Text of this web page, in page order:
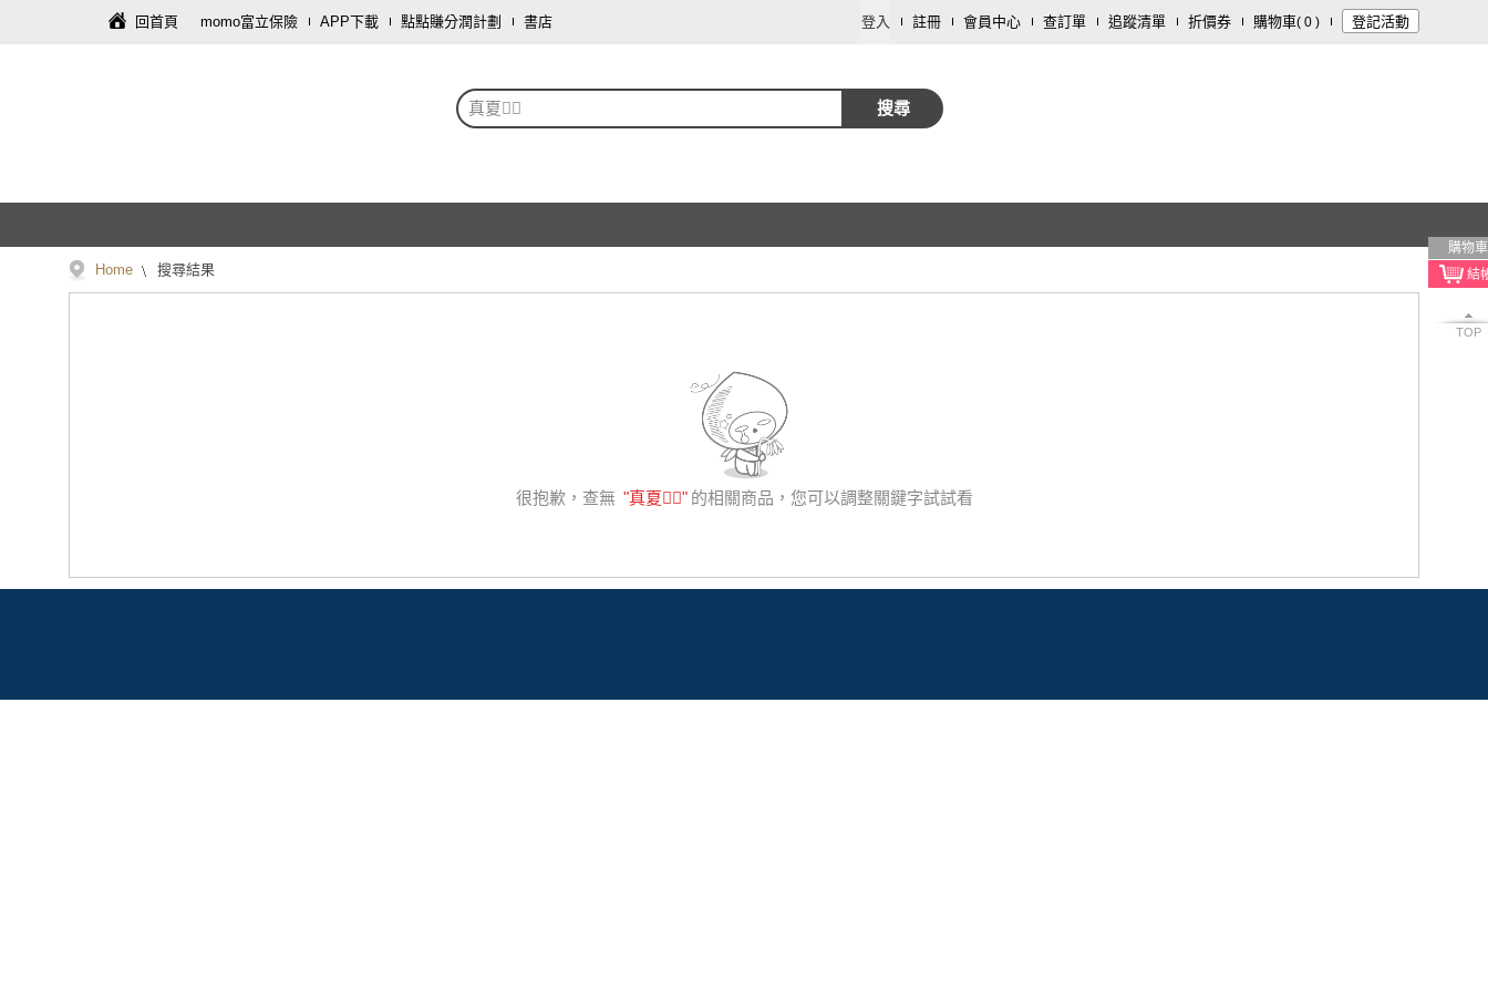
回首頁 momo富立保險 APP下載 點點賺分潤計劃 書店 登入 註冊 會員中心 查訂單 追蹤清單 折價券 購物車( 0 ) 登記活動
真夏 搜尋
購物車
TOP
Home 搜尋結果
很抱歉，查無 "真夏" 的相關商品，您可以調整關鍵字試試看